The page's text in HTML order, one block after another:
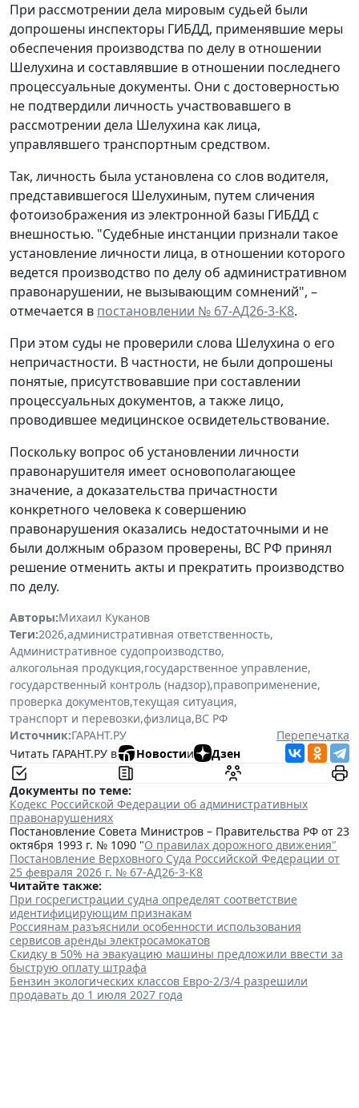
При рассмотрении дела мировым судьей были
допрошены инспекторы ГИБДД, применявшие меры
обеспечения производства по делу в отношении
Шелухина и составлявшие в отношении последнего
процессуальные документы. Они с достоверностью
не подтвердили личность участвовавшего в
рассмотрении дела Шелухина как лица,
управлявшего транспортным средством.
Так, личность была установлена со слов водителя,
представившегося Шелухиным, путем сличения
фотоизображения из электронной базы ГИБДД с
внешностью. "Судебные инстанции признали такое
установление личности лица, в отношении которого
ведется производство по делу об административном
правонарушении, не вызывающим сомнений", –
отмечается в постановлении № 67-АД26-3-К8.
При этом суды не проверили слова Шелухина о его
непричастности. В частности, не были допрошены
понятые, присутствовавшие при составлении
процессуальных документов, а также лицо,
проводившее медицинское освидетельствование.
Поскольку вопрос об установлении личности
правонарушителя имеет основополагающее
значение, а доказательства причастности
конкретного человека к совершению
правонарушения оказались недостаточными и не
были должным образом проверены, ВС РФ принял
решение отменить акты и прекратить производство
по делу.
Авторы:Михаил Куканов
Теги:2026,административная ответственность,
Административное судопроизводство,
алкогольная продукция,государственное управление,
государственный контроль (надзор),правоприменение,
проверка документов,текущая ситуация,
транспорт и перевозки,физлица,ВС РФ
Источник:ГАРАНТ.РУ
Перепечатка
Читать ГАРАНТ.РУ в
Новостии Дзен
Документы по теме:
Кодекс Российской Федерации об административных
правонарушениях
Постановление Совета Министров – Правительства РФ от 23
октября 1993 г. № 1090 "О правилах дорожного движения"
Постановление Верховного Суда Российской Федерации от
25 февраля 2026 г. № 67-АД26-3-К8
Читайте также:
При госрегистрации судна определят соответствие
идентифицирующим признакам
Россиянам разъяснили особенности использования
сервисов аренды электросамокатов
Скидку в 50% на эвакуацию машины предложили ввести за
быструю оплату штрафа
Бензин экологических классов Евро-2/3/4 разрешили
продавать до 1 июля 2027 года